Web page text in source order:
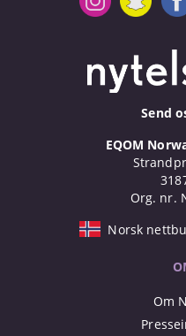
Send
EQOM
Org. nr.
Norsk
Om